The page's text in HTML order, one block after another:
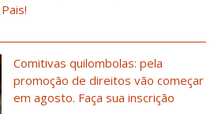
Comitivas quilombolas: pela
promoção de direitos vão começar
em agosto. Faça sua inscrição